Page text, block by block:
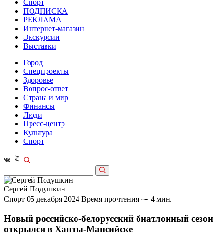
Спорт
ПОДПИСКА
РЕКЛАМА
Интернет-магазин
Экскурсии
Выставки
Город
Спецпроекты
Здоровье
Вопрос-ответ
Страна и мир
Финансы
Люди
Пресс-центр
Культура
Спорт
Сергей Подушкин
Спорт 05 декабря 2024 Время прочтения ⁓ 4 мин.
Новый российско-белорусский биатлонный сезон
открылся в Ханты-Мансийске